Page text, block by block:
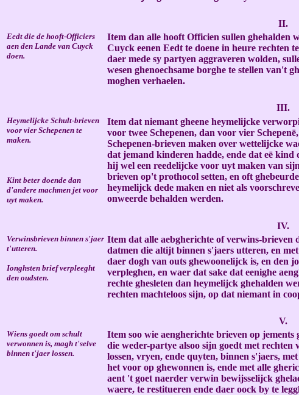
II.
Eedt die de hooft-Officiers
aen den Lande van Cuyck
doen.
Item dan alle hooft Officien sullen ghehalden
Cuyck eenen Eedt te doene in heure rechten
daer mede sy partyen aggraveren wolden,
wesen ghenoechsame borghe te stellen van't
moghen verhaelen.
III.
Heymelijcke Schult-brieven
voor vier Schepenen te
maken.
Kint beter doende dan
d'andere machmen jet voor
uyt maken.
Item dat niemant gheene heymelijcke
voor twee Schepenen, dan voor vier
Schepenen-brieven maken over wettelijcke
dat jemand kinderen hadde, ende dat eē kind
hij wel een reedelijcke voor uyt maken van
brieven op't prothocol setten, en oft
heymelijck dede maken en niet als
onweerde behalden werden.
IV.
Verwinsbrieven binnen s'jaer
t'utteren.
Ionghsten brief verpleeght
den oudsten.
Item dat alle aebgherichte of verwins-brieven
datmen die altijt binnen s'jaers utteren, en
daer dogh van outs ghewoonelijck is, en den
verpleghen, en waer dat sake dat eenighe
rechte ghesleten dan heymelijck ghehalden
rechten machteloos sijn, op dat niemant in
V.
Wiens goedt om schult
verwonnen is, magh t'selve
binnen t'jaer lossen.
Item soo wie aengherichte brieven op
die weder-partye alsoo sijn goedt met rechten
lossen, vryen, ende quyten, binnen s'jaers,
het voor op ghewonnen is, ende met alle
aent 't goet naerder verwin bewijsselijck
waere, te restitueren ende daer oock by te